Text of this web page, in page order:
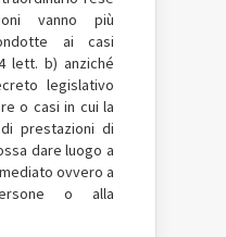
vanno più
ai casi
lett. b) anziché
legislativo
o casi in cui la
prestazioni di
dare luogo a
ovvero a
o alla